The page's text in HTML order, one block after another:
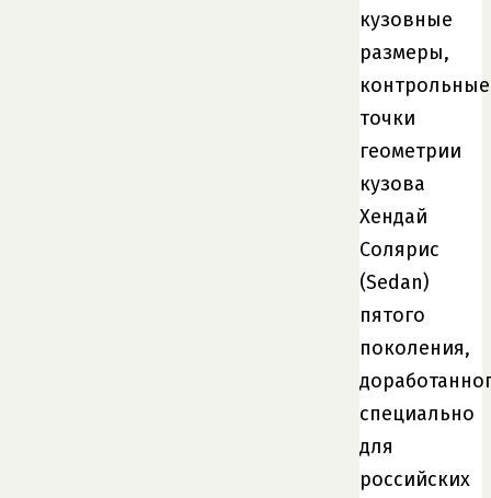
кузовные
размеры,
контрольные
точки
геометрии
кузова
Хендай
Солярис
(Sedan)
пятого
поколения,
специально
для
российских